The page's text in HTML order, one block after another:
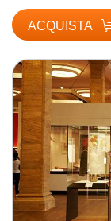
ACQUISTA